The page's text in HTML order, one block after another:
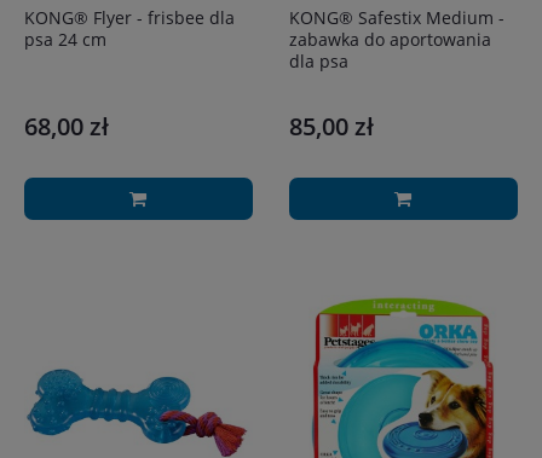
KONG® Flyer - frisbee dla
psa 24 cm
68,00 zł
KONG® Safestix Medium -
zabawka do aportowania
dla psa
85,00 zł